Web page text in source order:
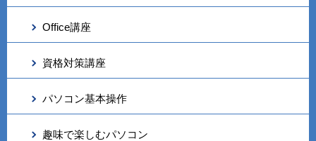
Office講座
資格対策講座
パソコン基本操作
趣味で楽しむパソコン